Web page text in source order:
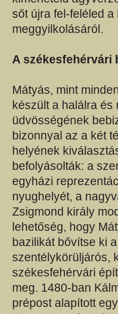
sőt újra fel-feléled
meggyilkolásáról.
A székesfehérvári
Mátyás, mint
készült a halálra
üdvösségének
bizonnyal az a két
helyének
befolyásolták: a
egyházi
nyughelyét, a
Zsigmond király
lehetőség, hogy
bazilikát bővítse ki
szentélykörüljárós,
székesfehérvári
meg. 1480-ban
prépost alapított